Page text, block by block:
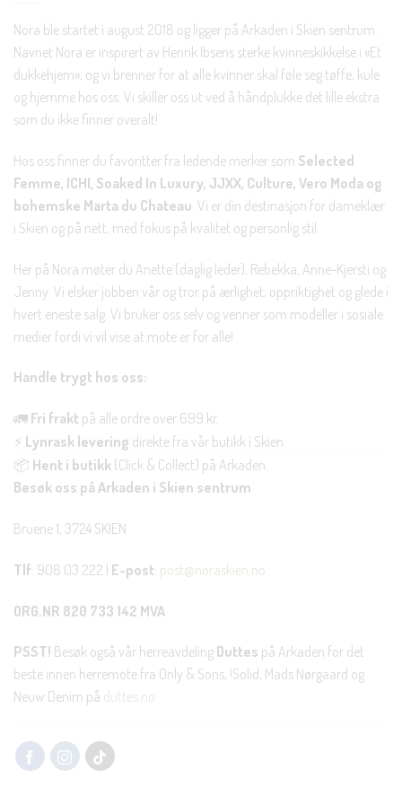
Nora ble startet i august 2018 og ligger på Arkaden i Skien sentrum.
Navnet Nora er inspirert av Henrik Ibsens sterke kvinneskikkelse i «Et
dukkehjem», og vi brenner for at alle kvinner skal føle seg tøffe, kule
og hjemme hos oss. Vi skiller oss ut ved å håndplukke det lille ekstra
som du ikke finner overalt!
Hos oss finner du favoritter fra ledende merker som Selected
Femme, ICHI, Soaked In Luxury, JJXX, Culture, Vero Moda og
bohemske Marta du Chateau . Vi er din destinasjon for dameklær
i Skien og på nett, med fokus på kvalitet og personlig stil.
Her på Nora møter du Anette (daglig leder), Rebekka, Anne-Kjersti og
Jenny. Vi elsker jobben vår og tror på ærlighet, oppriktighet og glede i
hvert eneste salg. Vi bruker oss selv og venner som modeller i sosiale
medier fordi vi vil vise at mote er for alle!
Handle trygt hos oss:
🚛 Fri frakt på alle ordre over 699 kr.
⚡ Lynrask levering direkte fra vår butikk i Skien.
📦 Hent i butikk (Click & Collect) på Arkaden.
Besøk oss på Arkaden i Skien sentrum
Bruene 1, 3724 SKIEN
Tlf: 908 03 222 | E-post: post@noraskien.no
ORG.NR 820 733 142 MVA
PSST! Besøk også vår herreavdeling Duttes på Arkaden for det
beste innen herremote fra Only & Sons, !Solid, Mads Nørgaard og
Neuw Denim på duttes.no